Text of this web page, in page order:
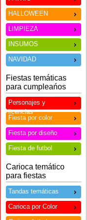
HALLOWEEN
LIMPIEZA
INSUMOS
NAVIDAD
Fiestas temáticas
para cumpleańos
Personajes y
licencias
Fiesta por color
Fiesta por diseño
Fiesta de futbol
Carioca temático
para fiestas
Tandas temáticas
Carioca por Color